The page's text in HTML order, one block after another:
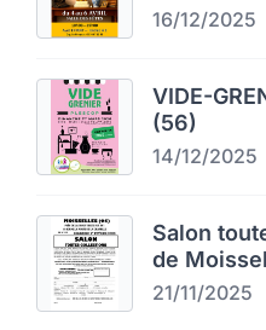
16/12/2025
VIDE-
(56)
14/12/2025
Salon
de
21/11/2025